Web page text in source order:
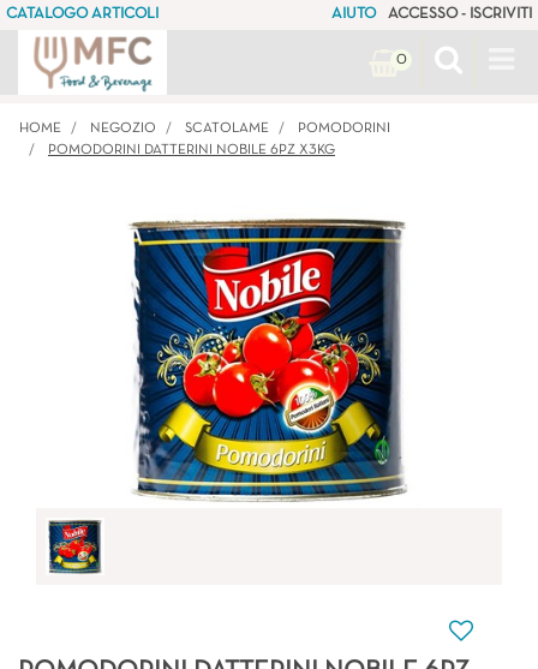
CATALOGO ARTICOLI AIUTO ACCESSO - ISCRIVITI
0
HOME NEGOZIO SCATOLAME
POMODORINI
POMODORINI DATTERINI NOBILE 6PZ X3KG